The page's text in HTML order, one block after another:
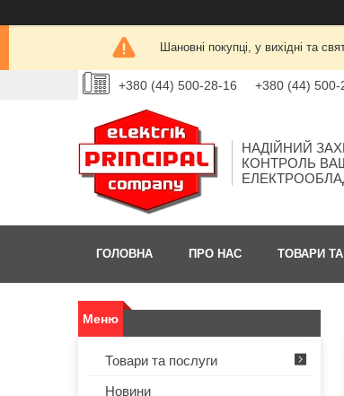
Шановні покупці, у вихідні та
+380 (44) 500-28-16 +380 (44) 500-
НАДІЙНИЙ
КОНТРОЛЬ
ГОЛОВНА ПРО НАС ТОВАРИ
Товари та послуги
Новини